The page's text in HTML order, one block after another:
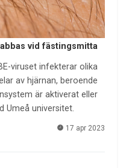
vid fästingsmitta
viruset infekterar olika
av hjärnan, beroende
är aktiverat eller
Umeå universitet.
17 apr 2023